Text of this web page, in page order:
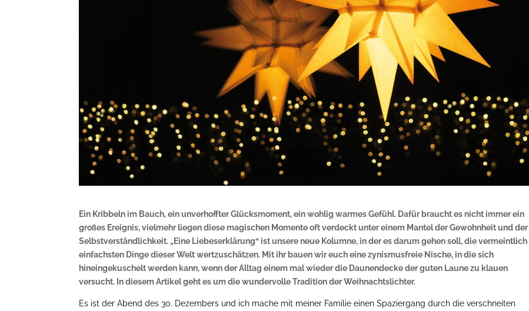
Ein Kribbeln im Bauch, ein unverhoffter Glücksmoment, ein wohlig warmes Gefühl. Dafür braucht es nicht immer ein
großes Ereignis, vielmehr liegen diese magischen Momente oft verdeckt unter einem Mantel der Gewohnheit und der
Selbstverständlichkeit. „Eine Liebeserklärung“ ist unsere neue Kolumne, in der es darum gehen soll, die vermeintlich
einfachsten Dinge dieser Welt wertzuschätzen. Mit ihr bauen wir euch eine zynismusfreie Nische, in die sich
hineingekuschelt werden kann, wenn der Alltag einem mal wieder die Daunendecke der guten Laune zu klauen
versucht. In diesem Artikel geht es um die wundervolle Tradition der Weihnachtslichter.
Es ist der Abend des 30. Dezembers und ich mache mit meiner Familie einen Spaziergang durch die verschneiten